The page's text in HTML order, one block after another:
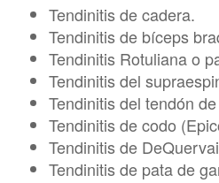
Tendinitis de cadera.
Tendinitis de bíceps
Tendinitis Rotuliana o
Tendinitis del
Tendinitis del tendón
Tendinitis de codo
Tendinitis de
Tendinitis de pata de